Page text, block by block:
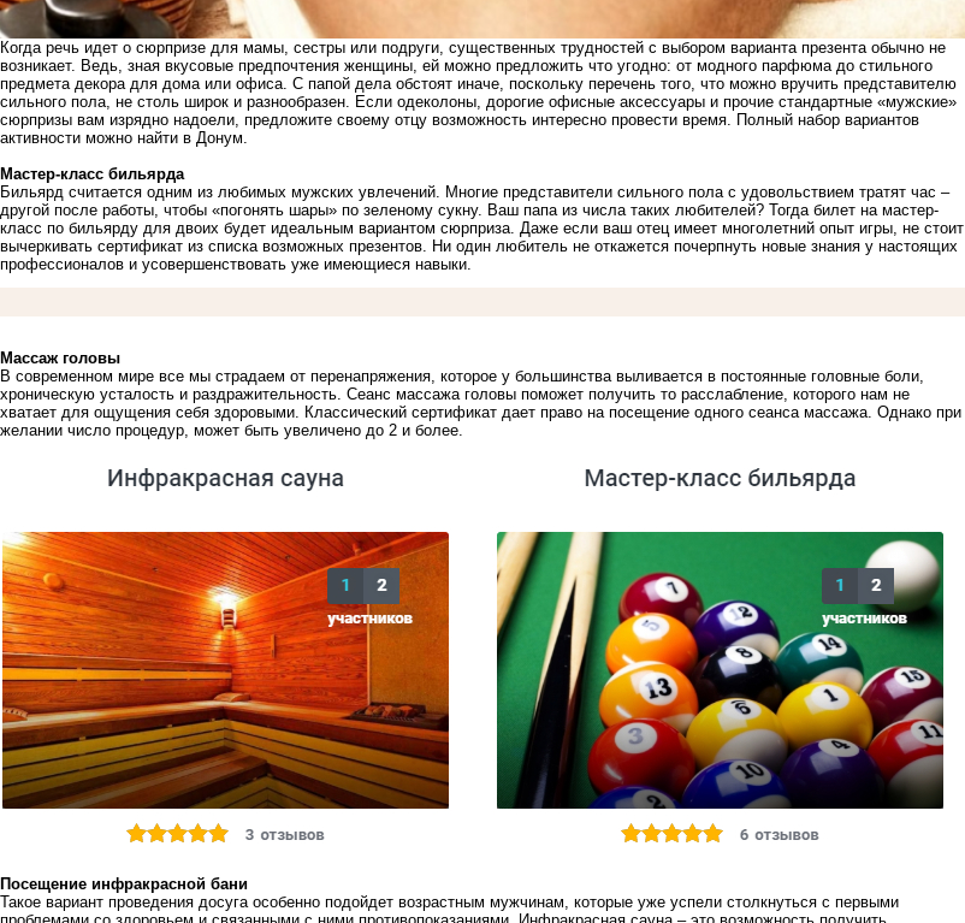
Когда речь идет о сюрпризе для мамы, сестры или подруги, существенных трудностей с выбором варианта презента обычно не
возникает. Ведь, зная вкусовые предпочтения женщины, ей можно предложить что угодно: от модного парфюма до стильного
предмета декора для дома или офиса. С папой дела обстоят иначе, поскольку перечень того, что можно вручить представителю
сильного пола, не столь широк и разнообразен. Если одеколоны, дорогие офисные аксессуары и прочие стандартные «мужские»
сюрпризы вам изрядно надоели, предложите своему отцу возможность интересно провести время. Полный набор вариантов
активности можно найти в Донум.
Мастер-класс бильярда
Бильярд считается одним из любимых мужских увлечений. Многие представители сильного пола с удовольствием тратят час –
другой после работы, чтобы «погонять шары» по зеленому сукну. Ваш папа из числа таких любителей? Тогда билет на мастер-
класс по бильярду для двоих будет идеальным вариантом сюрприза. Даже если ваш отец имеет многолетний опыт игры, не стоит
вычеркивать сертификат из списка возможных презентов. Ни один любитель не откажется почерпнуть новые знания у настоящих
профессионалов и усовершенствовать уже имеющиеся навыки.
Массаж головы
В современном мире все мы страдаем от перенапряжения, которое у большинства выливается в постоянные головные боли,
хроническую усталость и раздражительность. Сеанс массажа головы поможет получить то расслабление, которого нам не
хватает для ощущения себя здоровыми. Классический сертификат дает право на посещение одного сеанса массажа. Однако при
желании число процедур, может быть увеличено до 2 и более.
Посещение инфракрасной бани
Такое вариант проведения досуга особенно подойдет возрастным мужчинам, которые уже успели столкнуться с первыми